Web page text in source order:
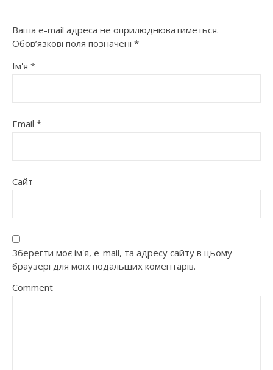
Ваша e-mail адреса не оприлюднюватиметься.
Обов’язкові поля позначені *
Ім'я *
Email *
Сайт
Зберегти моє ім'я, e-mail, та адресу сайту в цьому
браузері для моїх подальших коментарів.
Comment